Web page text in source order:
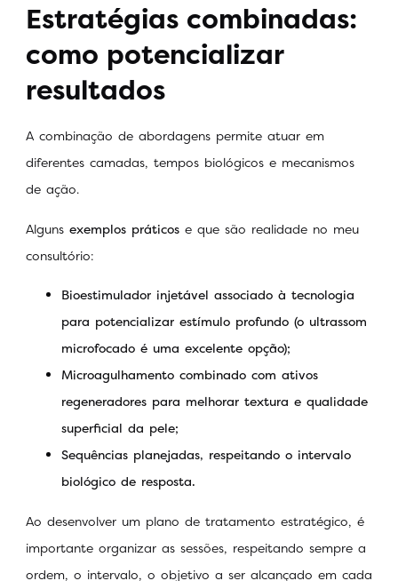
Estratégias combinadas:
como potencializar
resultados
A combinação de abordagens permite atuar em
diferentes camadas, tempos biológicos e mecanismos
de ação.
Alguns exemplos práticos e que são realidade no meu
consultório:
Bioestimulador injetável associado à tecnologia
para potencializar estímulo profundo (o ultrassom
microfocado é uma excelente opção);
Microagulhamento combinado com ativos
regeneradores para melhorar textura e qualidade
superficial da pele;
Sequências planejadas, respeitando o intervalo
biológico de resposta.
Ao desenvolver um plano de tratamento estratégico, é
importante organizar as sessões, respeitando sempre a
ordem, o intervalo, o objetivo a ser alcançado em cada